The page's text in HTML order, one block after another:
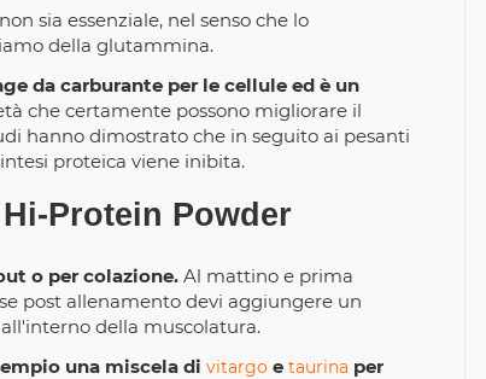
sia essenziale, nel senso che lo
della glutammina.
da carburante per le cellule ed è un
che certamente possono migliorare il
hanno dimostrato che in seguito ai pesanti
proteica viene inibita.
Protein Powder
o per colazione. Al mattino e prima
post allenamento devi aggiungere un
della muscolatura.
una miscela di vitargo e taurina per